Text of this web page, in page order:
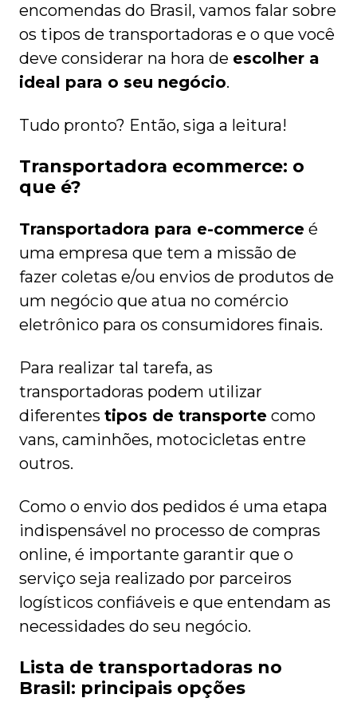
encomendas do Brasil, vamos falar sobre
os tipos de transportadoras e o que você
deve considerar na hora de escolher a
ideal para o seu negócio.
Tudo pronto? Então, siga a leitura!
Transportadora ecommerce: o
que é?
Transportadora para e-commerce é
uma empresa que tem a missão de
fazer coletas e/ou envios de produtos de
um negócio que atua no comércio
eletrônico para os consumidores finais.
Para realizar tal tarefa, as
transportadoras podem utilizar
diferentes tipos de transporte como
vans, caminhões, motocicletas entre
outros.
Como o envio dos pedidos é uma etapa
indispensável no processo de compras
online, é importante garantir que o
serviço seja realizado por parceiros
logísticos confiáveis e que entendam as
necessidades do seu negócio.
Lista de transportadoras no
Brasil: principais opções